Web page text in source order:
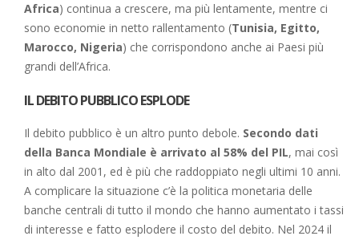
Africa) continua a crescere, ma più lentamente, mentre ci
sono economie in netto rallentamento (Tunisia, Egitto,
Marocco, Nigeria) che corrispondono anche ai Paesi più
grandi dell’Africa.
IL DEBITO PUBBLICO ESPLODE
Il debito pubblico è un altro punto debole. Secondo dati
della Banca Mondiale è arrivato al 58% del PIL, mai così
in alto dal 2001, ed è più che raddoppiato negli ultimi 10 anni.
A complicare la situazione c’è la politica monetaria delle
banche centrali di tutto il mondo che hanno aumentato i tassi
di interesse e fatto esplodere il costo del debito. Nel 2024 il